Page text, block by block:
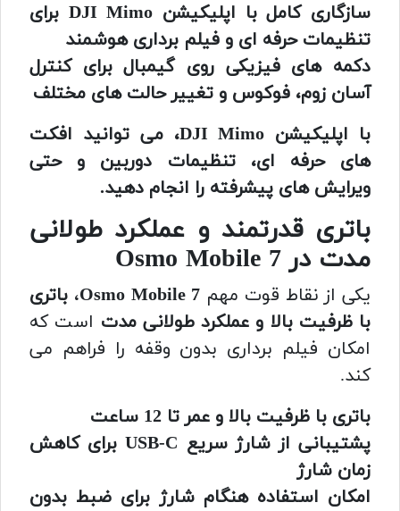
سازگاری کامل با اپلیکیشن DJI Mimo برای
تنظیمات حرفه ای و فیلم برداری هوشمند
دکمه های فیزیکی روی گیمبال برای کنترل
آسان زوم، فوکوس و تغییر حالت های مختلف
با اپلیکیشن DJI Mimo، می توانید افکت
های حرفه ای، تنظیمات دوربین و حتی
ویرایش های پیشرفته را انجام دهید.
باتری قدرتمند و عملکرد طولانی
مدت در Osmo Mobile 7
یکی از نقاط قوت مهم Osmo Mobile 7، باتری
با ظرفیت بالا و عملکرد طولانی مدت است که
امکان فیلم برداری بدون وقفه را فراهم می
کند.
باتری با ظرفیت بالا و عمر تا 12 ساعت
پشتیبانی از شارژ سریع USB-C برای کاهش
زمان شارژ
امکان استفاده هنگام شارژ برای ضبط بدون